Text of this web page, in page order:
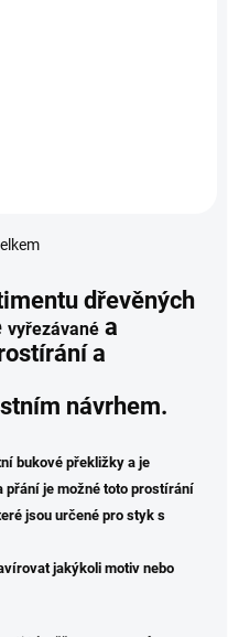
dřevěných
vyřezávané a
a
návrhem.
bukové překližky a je
přání je možné toto prostírání
jsou určené pro styk s
jakýkoli motiv nebo